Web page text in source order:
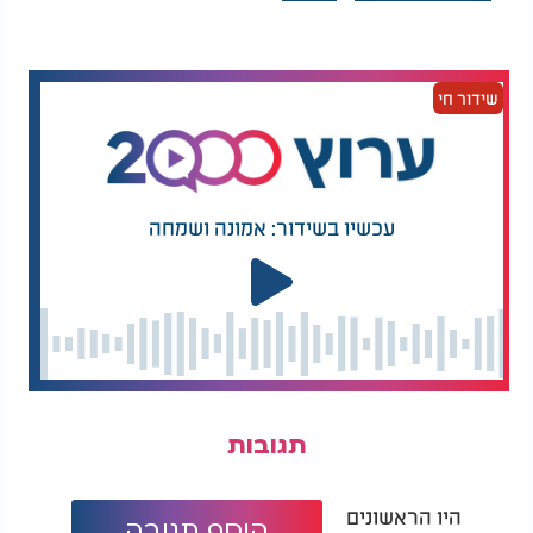
מאז שגויס לצבא הוא לא היה שם. פניו נשרפו במלחמת
וייטנאם, באחת ההתקפות הכי קטלניות שידע חיל
הרגלים האמריקני.
הוא לא ידע כיצד הוריו יקבלו את הבשורה שהוא כבר
לא אותו הבחור שיצא מהבית.
כמה ימים לפני שעמד לצאת לביתו, הוא כתב להוריו
"אני יודע שאתם מחכים שאחזור, אבל עליכם לדעת: אני
לא מי שהייתי פעם. הפנים שלי נשרפו. אני נראה אחרת.
ואני לא יודע אם אתם תרצו לראות אותי ככה".
"ביום שני בשעה תשע בבוקר בדיוק, אני אהיה על
אותי חזרה, למרות הכול, תעמדו שם עם בלון לבן".
"אם זה יותר מדי בשבילכם, אני מבין. אל תגיעו. אני
פשוט אמשיך הלאה".
שידור חי
עכשיו בשידור: אמונה ושמחה
תגובות
היו הראשונים